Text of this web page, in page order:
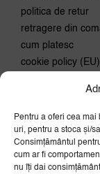
Pentru a oferi cea
uri, pentru a stoca și/
Consimțământul
cum ar fi
nu îți dai
politica de retur
retragere din
cum platesc
cookie policy (EU)
Aboneaza-te la
primeste 10%
comanda.